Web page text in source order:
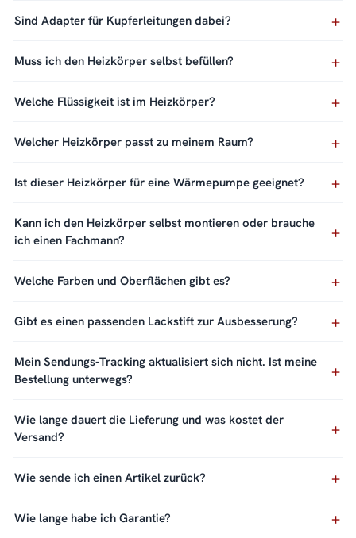
Sind Adapter für Kupferleitungen dabei?
Muss ich den Heizkörper selbst befüllen?
Welche Flüssigkeit ist im Heizkörper?
Welcher Heizkörper passt zu meinem Raum?
Ist dieser Heizkörper für eine Wärmepumpe geeignet?
Kann ich den Heizkörper selbst montieren oder brauche
ich einen Fachmann?
Welche Farben und Oberflächen gibt es?
Gibt es einen passenden Lackstift zur Ausbesserung?
Mein Sendungs-Tracking aktualisiert sich nicht. Ist meine
Bestellung unterwegs?
Wie lange dauert die Lieferung und was kostet der
Versand?
Wie sende ich einen Artikel zurück?
Wie lange habe ich Garantie?